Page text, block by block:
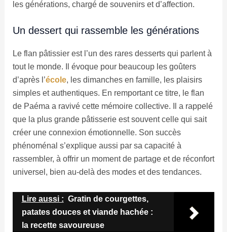
les générations, chargé de souvenirs et d’affection.
Un dessert qui rassemble les générations
Le flan pâtissier est l’un des rares desserts qui parlent à
tout le monde. Il évoque pour beaucoup les goûters
d’après l’école, les dimanches en famille, les plaisirs
simples et authentiques. En remportant ce titre, le flan
de Paéma a ravivé cette mémoire collective. Il a rappelé
que la plus grande pâtisserie est souvent celle qui sait
créer une connexion émotionnelle. Son succès
phénoménal s’explique aussi par sa capacité à
rassembler, à offrir un moment de partage et de réconfort
universel, bien au-delà des modes et des tendances.
Lire aussi : Gratin de courgettes,
patates douces et viande hachée :
la recette savoureuse